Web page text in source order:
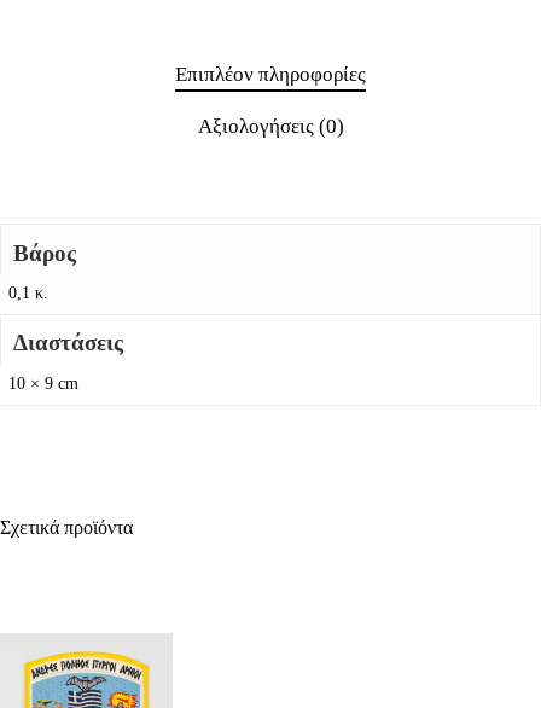
Επιπλέον πληροφορίες
Αξιολογήσεις (0)
Βάρος
0,1 κ.
Διαστάσεις
10 × 9 cm
Σχετικά προϊόντα